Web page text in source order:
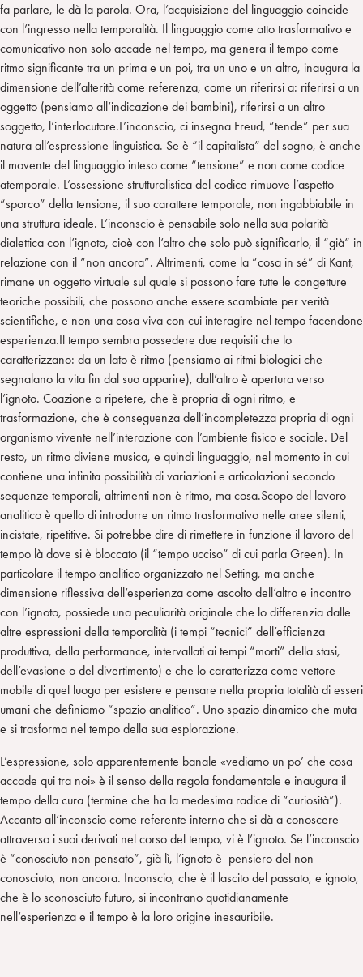
fa parlare, le dà la parola. Ora, l’acquisizione del linguaggio coincide
con l’ingresso nella temporalità. Il linguaggio come atto trasformativo e
comunicativo non solo accade nel tempo, ma genera il tempo come
ritmo significante tra un prima e un poi, tra un uno e un altro, inaugura la
dimensione dell’alterità come referenza, come un riferirsi a: riferirsi a un
oggetto (pensiamo all’indicazione dei bambini), riferirsi a un altro
soggetto, l’interlocutore.L’inconscio, ci insegna Freud, “tende” per sua
natura all’espressione linguistica. Se è “il capitalista” del sogno, è anche
il movente del linguaggio inteso come “tensione” e non come codice
atemporale. L’ossessione strutturalistica del codice rimuove l’aspetto
“sporco” della tensione, il suo carattere temporale, non ingabbiabile in
una struttura ideale. L’inconscio è pensabile solo nella sua polarità
dialettica con l’ignoto, cioè con l’altro che solo può significarlo, il “già” in
relazione con il “non ancora”. Altrimenti, come la “cosa in sé” di Kant,
rimane un oggetto virtuale sul quale si possono fare tutte le congetture
teoriche possibili, che possono anche essere scambiate per verità
scientifiche, e non una cosa viva con cui interagire nel tempo facendone
esperienza.Il tempo sembra possedere due requisiti che lo
caratterizzano: da un lato è ritmo (pensiamo ai ritmi biologici che
segnalano la vita fin dal suo apparire), dall’altro è apertura verso
l’ignoto. Coazione a ripetere, che è propria di ogni ritmo, e
trasformazione, che è conseguenza dell’incompletezza propria di ogni
organismo vivente nell’interazione con l’ambiente fisico e sociale. Del
resto, un ritmo diviene musica, e quindi linguaggio, nel momento in cui
contiene una infinita possibilità di variazioni e articolazioni secondo
sequenze temporali, altrimenti non è ritmo, ma cosa.Scopo del lavoro
analitico è quello di introdurre un ritmo trasformativo nelle aree silenti,
incistate, ripetitive. Si potrebbe dire di rimettere in funzione il lavoro del
tempo là dove si è bloccato (il “tempo ucciso” di cui parla Green). In
particolare il tempo analitico organizzato nel Setting, ma anche
dimensione riflessiva dell’esperienza come ascolto dell’altro e incontro
con l’ignoto, possiede una peculiarità originale che lo differenzia dalle
altre espressioni della temporalità (i tempi “tecnici” dell’efficienza
produttiva, della performance, intervallati ai tempi “morti” della stasi,
dell’evasione o del divertimento) e che lo caratterizza come vettore
mobile di quel luogo per esistere e pensare nella propria totalità di esseri
umani che definiamo “spazio analitico”. Uno spazio dinamico che muta
e si trasforma nel tempo della sua esplorazione.
L’espressione, solo apparentemente banale «vediamo un po’ che cosa
accade qui tra noi» è il senso della regola fondamentale e inaugura il
tempo della cura (termine che ha la medesima radice di “curiosità”).
Accanto all’inconscio come referente interno che si dà a conoscere
attraverso i suoi derivati nel corso del tempo, vi è l’ignoto. Se l’inconscio
è “conosciuto non pensato”, già lì, l’ignoto è pensiero del non
conosciuto, non ancora. Inconscio, che è il lascito del passato, e ignoto,
che è lo sconosciuto futuro, si incontrano quotidianamente
nell’esperienza e il tempo è la loro origine inesauribile.